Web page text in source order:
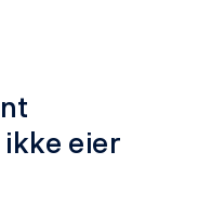
eier